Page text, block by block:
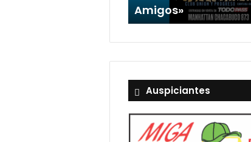
Amigos»
Auspiciantes